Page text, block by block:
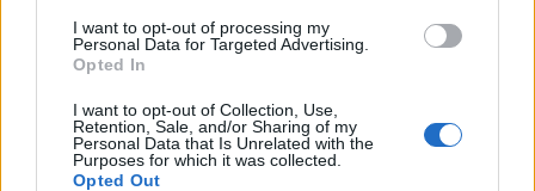
I want to opt-out of processing my
Personal Data for Targeted Advertising.
Opted In
I want to opt-out of Collection, Use,
Retention, Sale, and/or Sharing of my
Personal Data that Is Unrelated with the
Purposes for which it was collected.
Opted Out
Oglasno sporočilo | Naročnik:Fibro
Slovenj Gradec